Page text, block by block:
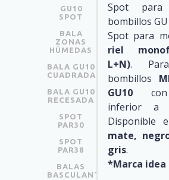
GU10
SPOT
BALA
ZONAS
HÚMEDAS
BALA GU10
CUADRADA
BALA GU10
RECESADA
SPOT
PAR30
SPOT
PAR38
BALAS
BASCULANTES
Spot para
bombillos
Spot para
riel
L+N).
bombillos
GU10 con
inferior a
Disponible
mate,
gris.
*Marca idea